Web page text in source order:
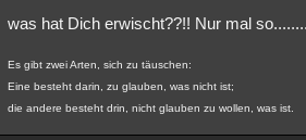
was hat Dich erwischt??!! Nur mal
Es gibt zwei Arten, sich zu täuschen:
Eine besteht darin, zu glauben, was nicht ist;
die andere besteht drin, nicht glauben zu wollen, was ist.